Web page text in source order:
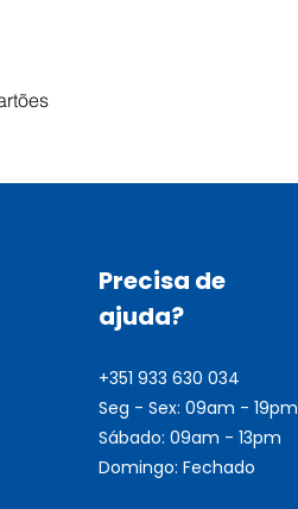
Precisa de
ajuda?
+351 933 630 034
Seg - Sex: 09am - 19pm
Sábado: 09am - 13pm
Domingo: Fechado